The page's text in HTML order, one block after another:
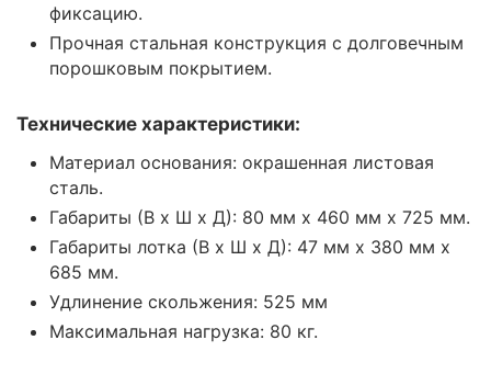
фиксацию.
Прочная стальная конструкция с долговечным
порошковым покрытием.
Технические характеристики:
Материал основания: окрашенная листовая
сталь.
Габариты (В х Ш х Д): 80 мм x 460 мм x 725 мм.
Габариты лотка (В х Ш х Д): 47 мм x 380 мм x
685 мм.
Удлинение скольжения: 525 мм
Максимальная нагрузка: 80 кг.